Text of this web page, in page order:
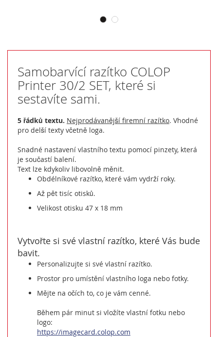
Samobarvící razítko COLOP
Printer 30/2 SET, které si
sestavíte sami.
5 řádků textu. Nejprodávanější firemní razítko. Vhodné
pro delší texty včetně loga.
Snadné nastavení vlastního textu pomocí pinzety, která
je součastí balení.
Text lze kdykoliv libovolně měnit.
Obdélníkové razítko, které vám vydrží roky.
Až pět tisíc otisků.
Velikost otisku 47 x 18 mm
Vytvořte si své vlastní razítko, které Vás bude
bavit.
Personalizujte si své vlastní razítko.
Prostor pro umístění vlastního loga nebo fotky.
Mějte na očích to, co je vám cenné.
Během pár minut si vložíte vlastní fotku nebo
logo:
https://imagecard.colop.com